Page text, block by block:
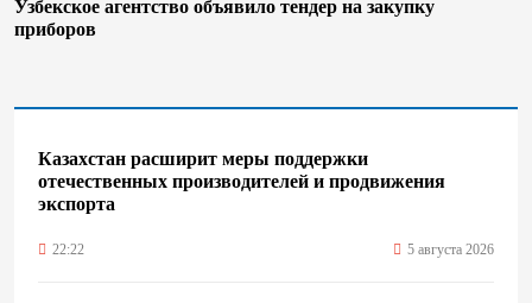
Узбекское агентство объявило тендер на закупку
приборов
Казахстан расширит меры поддержки
отечественных производителей и продвижения
экспорта
22:22 5 августа 2026